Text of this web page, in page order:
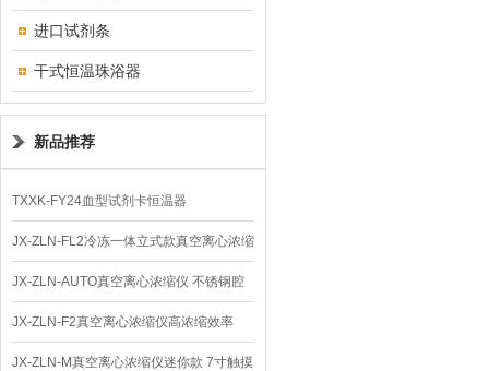
进口试剂条
干式恒温珠浴器
新品推荐
TXXK-FY24血型试剂卡恒温器
JX-ZLN-FL2冷冻一体立式款真空离心浓缩
仪 低温功能
JX-ZLN-AUTO真空离心浓缩仪 不锈钢腔
体
JX-ZLN-F2真空离心浓缩仪高浓缩效率
JX-ZLN-M真空离心浓缩仪迷你款 7寸触摸